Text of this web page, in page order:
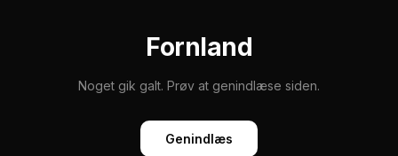
Fornland
Noget gik galt. Prøv at genindlæse siden.
Genindlæs